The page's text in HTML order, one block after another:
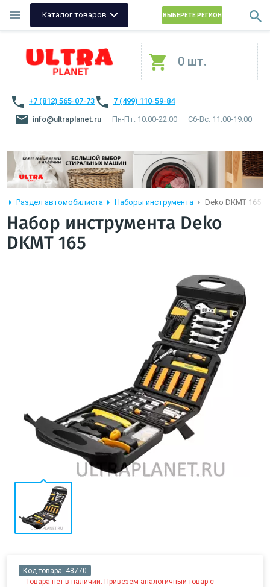
Каталог товаров ВЫБЕРЕТЕ РЕГИОН
0 шт.
+7 (812) 565-07-73
7 (499) 110-59-84
info@ultraplanet.ru
Пн-Пт: 10:00-22:00 Сб-Вс: 11:00-19:00
Раздел автомобилиста Наборы инструмента Deko DKMT 165
Набор инструмента Deko
DKMT 165
Код товара: 48770
Товара нет в наличии. Привезём аналогичный товар с